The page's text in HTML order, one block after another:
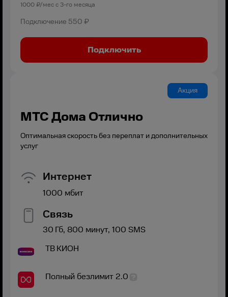
1000₽/мес с 3-го месяца
Подключение 550 ₽
Подключить
Акция
МТС Дома Отлично
Оптимальная скорость без переплат и дополнительных
услуг
Интернет
1000 мбит
Связь
30 Гб, 800 минут, 100 SMS
ТВКИОН
Полный безлимит 2.0